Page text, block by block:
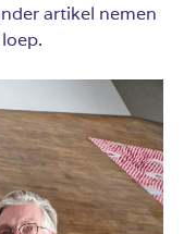
artikel nemen